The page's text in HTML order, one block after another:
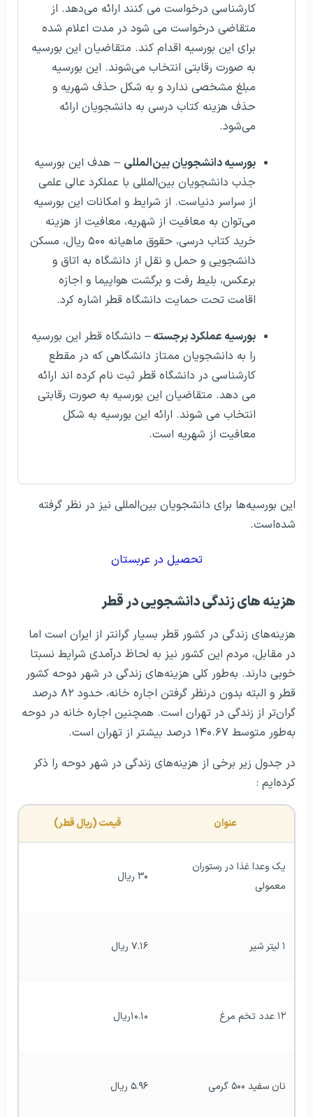
کارشناسی درخواست می کنند ارائه می‌دهد. از
متقاضی درخواست می شود در مدت اعلام شده
برای این بورسیه اقدام کند. متقاضیان این بورسیه
به صورت رقابتی انتخاب می‌شوند. این بورسیه
مبلغ مشخصی ندارد و به شکل حذف شهریه و
حذف هزینه کتاب درسی به دانشجویان ارائه
می‌شود.
بورسیه دانشجویان بین‌المللی – هدف این بورسیه
جذب دانشجویان بین‌المللی با عملکرد عالی علمی
از سراسر دنیاست. از شرایط و امکانات این بورسیه
می‌توان به معافیت از شهریه، معافیت از هزینه
خرید کتاب درسی، حقوق ماهیانه ۵۰۰ ریال، مسکن
دانشجویی و حمل و نقل از دانشگاه به اتاق و
برعکس، بلیط رفت و برگشت هواپیما و اجازه
اقامت تحت حمایت دانشگاه قطر اشاره کرد.
بورسیه عملکرد برجسته– دانشگاه قطر این بورسیه
را به دانشجویان ممتاز دانشگاهی که در مقطع
کارشناسی در دانشگاه قطر ثبت نام کرده اند ارائه
می دهد. متقاضیان این بورسیه به صورت رقابتی
انتخاب می شوند. ارائه این بورسیه به شکل
معافیت از شهریه است.
این بورسیه‌ها برای دانشجویان بین‌المللی نیز در نظر گرفته
شده‌است.
تحصیل در عربستان
هزینه‌ های زندگی دانشجویی در قطر
هزینه‌های زندگی در کشور قطر بسیار گرانتر از ایران است اما
در مقابل، مردم این کشور نیز به لحاظ درآمدی شرایط نسبتا
خوبی دارند. به‌طور کلی هزینه‌های زندگی در شهر دوحه کشور
قطر و البته بدون درنظر گرفتن اجاره خانه، حدود ۸۲ درصد
گران‌تر از زندگی در تهران است. همچنین اجاره خانه در دوحه
به‌طور متوسط ​​۱۴۰.۶۷ درصد بیشتر از تهران است.
در جدول زیر برخی از هزینه‌های زندگی در شهر دوحه را ذکر
کرده‌ایم :
عنوان قیمت (ریال قطر)
معمولی
۳۰ ريال
۱ لیتر شیر ۷.۱۶ ريال
۱۲ عدد تخم مرغ ۱۰.۱۰ريال
نان سفید ۵۰۰ گرمی ۵.۹۶ ريال